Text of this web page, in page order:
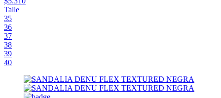
Talle
35
36
37
38
39
40